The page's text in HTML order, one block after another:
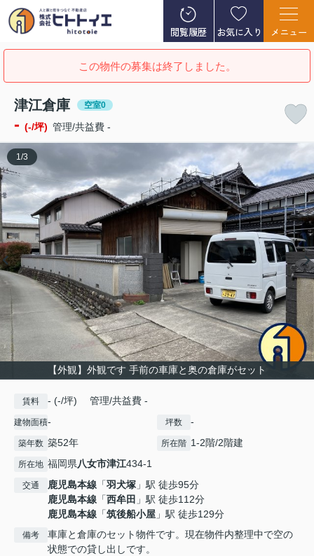
閲覧履歴 お気に入り メニュー
この物件の募集は終了しました。
津江倉庫 空室0
- (-/坪) 管理/共益費 -
【外観】外観です 手前の車庫と奥の倉庫がセット
1 /3
賃料 - (-/坪) 管理/共益費 -
建物面積- 坪数 -
築年数 築52年 所在階 1-2階/2階建
所在地 福岡県八女市津江434-1
交通 鹿児島本線 「羽犬塚 」駅 徒歩95分
鹿児島本線 「西牟田 」駅 徒歩112分
鹿児島本線 「筑後船小屋 」駅 徒歩129分
備考
車庫と倉庫のセット物件です。現在物件内整理中で空の
状態での貸し出しです。